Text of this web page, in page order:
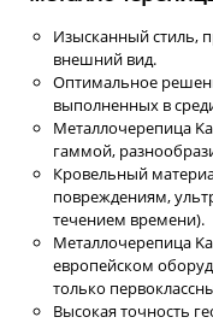
Изысканный стиль,
внешний вид.
Оптимальное
выполненных в
Металлочерепица
гаммой,
Кровельный
повреждениям,
течением времени).
Металлочерепица
европейском
только
Высокая точность